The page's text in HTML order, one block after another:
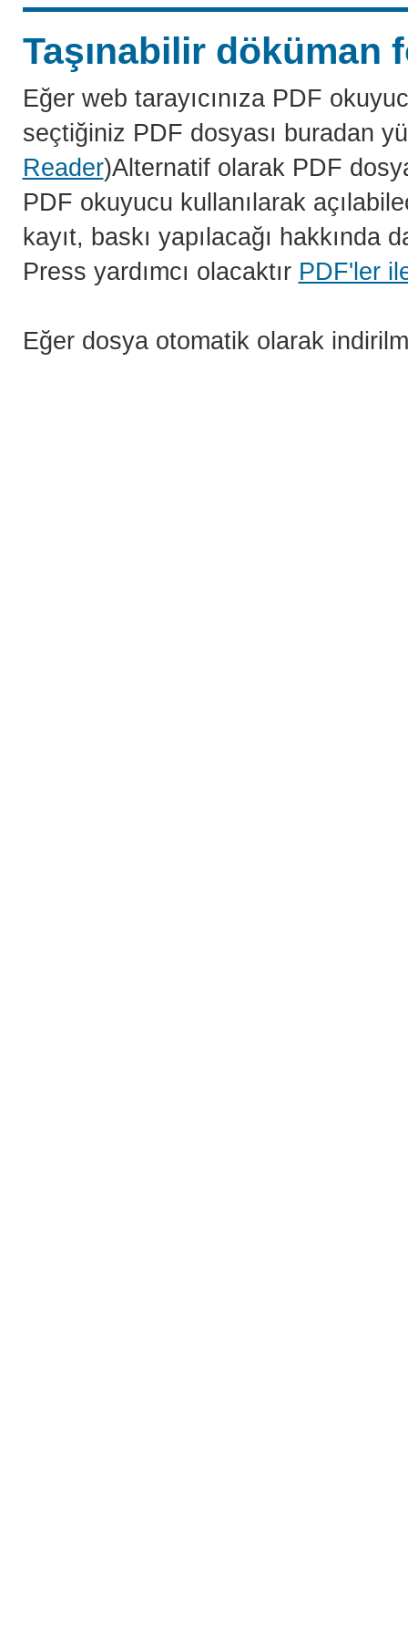
Taşınabilir döküman
Eğer web tarayıcınıza PDF
seçtiğiniz PDF dosyası buradan
Reader)Alternatif olarak PDF
PDF okuyucu kullanılarak
kayıt, baskı yapılacağı
Press yardımcı olacaktır PDF'ler
Eğer dosya otomatik olarak